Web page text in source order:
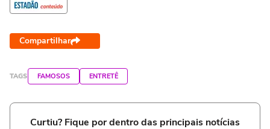
Compartilhar
TAGS FAMOSOS ENTRETÊ
Curtiu? Fique por dentro das principais notícias